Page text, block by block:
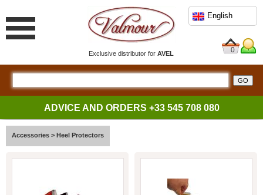
Exclusive distributor forAVEL
English
0
ADVICE AND ORDERS +33 545 708 080
Accessories > Heel Protectors